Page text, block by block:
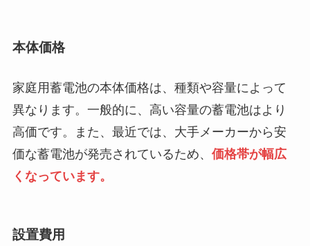
本体価格
家庭用蓄電池の本体価格は、種類や容量によって
異なります。一般的に、高い容量の蓄電池はより
高価です。また、最近では、大手メーカーから安
価な蓄電池が発売されているため、 価格帯が幅広
くなっています。
設置費用